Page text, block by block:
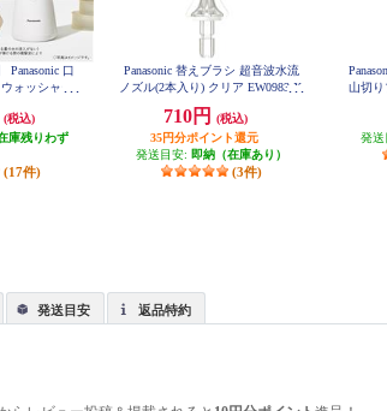
Panasonic 口
ォッシャー
(税込)
庫残りわず
(17件)
Panasonic 替えブラシ 超音波水流
ノズル(2本入り) クリア EW0983-X
710円
(税込)
35円分ポイント還元
発送目安: 即納（在庫あり）
(3件)
山切り
発送
発送目安 返品特約